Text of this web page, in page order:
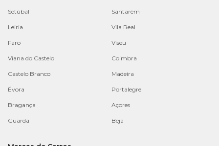
Setúbal Santarém
Leiria Vila Real
Faro Viseu
Viana do Castelo Coimbra
Castelo Branco Madeira
Évora Portalegre
Bragança Açores
Guarda Beja